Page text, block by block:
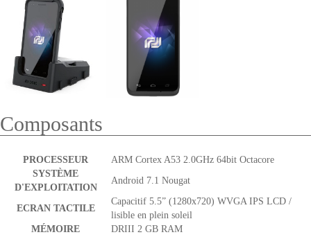
Composants
PROCESSEUR
ARM Cortex A53 2.0GHz 64bit Octacore
SYSTÈME
D'EXPLOITATION
Android 7.1 Nougat
ECRAN TACTILE
Capacitif 5.5” (1280x720) WVGA IPS LCD /
lisible en plein soleil
MÉMOIRE
DRIII 2 GB RAM